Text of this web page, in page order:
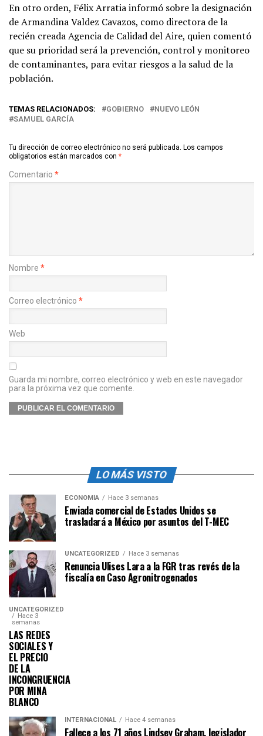
En otro orden, Félix Arratia informó sobre la designación
de Armandina Valdez Cavazos, como directora de la
recién creada Agencia de Calidad del Aire, quien comentó
que su prioridad será la prevención, control y monitoreo
de contaminantes, para evitar riesgos a la salud de la
población.
TEMAS RELACIONADOS: GOBIERNO
NUEVO LEÓN
SAMUEL GARCÍA
Tu dirección de correo electrónico no será publicada. Los campos
obligatorios están marcados con *
Comentario *
Nombre *
Correo electrónico *
Web
Guarda mi nombre, correo electrónico y web en este navegador
para la próxima vez que comente.
LO MÁS VISTO
ECONOMÍA Hace 3 semanas
Enviada comercial de Estados Unidos se
trasladará a México por asuntos del T-MEC
UNCATEGORIZED Hace 3 semanas
Renuncia Ulises Lara a la FGR tras revés de la
fiscalía en Caso Agronitrogenados
UNCATEGORIZED
Hace 3
semanas
LAS REDES
SOCIALES Y
EL PRECIO
DE LA
INCONGRUENCIA
POR MINA
BLANCO
INTERNACIONAL Hace 4 semanas
Fallece a los 71 años Lindsey Graham, legislador